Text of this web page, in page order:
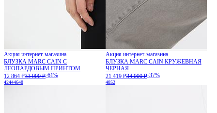
Акция интернет-магазина
БЛУЗКА MARC CAIN С
ЛЕОПАРДОВЫМ ПРИНТОМ
12 864 ₽33 000 ₽-61%
42444648
Акция интернет-магазина
БЛУЗКА MARC CAIN КРУЖЕВНАЯ
ЧЕРНАЯ
21 419 ₽34 000 ₽-37%
4852